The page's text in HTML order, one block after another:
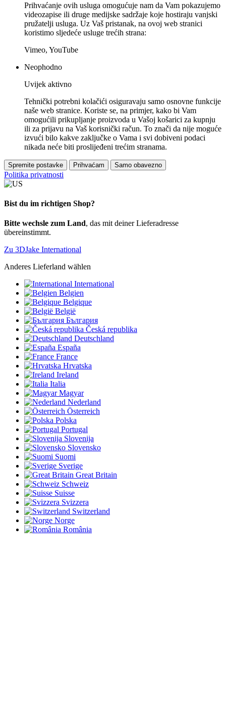
Prihvaćanje ovih usluga omogućuje nam da Vam pokazujemo
videozapise ili druge medijske sadržaje koje hostiraju vanjski
pružatelji usluga. Uz Vaš pristanak, na ovoj web stranici
koristimo sljedeće usluge trećih strana:
Vimeo, YouTube
Neophodno
Uvijek aktivno
Tehnički potrebni kolačići osiguravaju samo osnovne funkcije
naše web stranice. Koriste se, na primjer, kako bi Vam
omogućili prikupljanje proizvoda u Vašoj košarici za kupnju
ili za prijavu na Vaš korisnički račun. To znači da nije moguće
izvući bilo kakve zaključke o Vama i svi dobiveni podaci
nikada neće biti proslijeđeni trećim stranama.
Spremite postavke Prihvaćam Samo obavezno
Politika privatnosti
Bist du im richtigen Shop?
Bitte wechsle zum Land, das mit deiner Lieferadresse
übereinstimmt.
Zu 3DJake International
Anderes Lieferland wählen
International
Belgien
Belgique
België
България
Česká republika
Deutschland
España
France
Hrvatska
Ireland
Italia
Magyar
Nederland
Österreich
Polska
Portugal
Slovenija
Slovensko
Suomi
Sverige
Great Britain
Schweiz
Suisse
Svizzera
Switzerland
Norge
România